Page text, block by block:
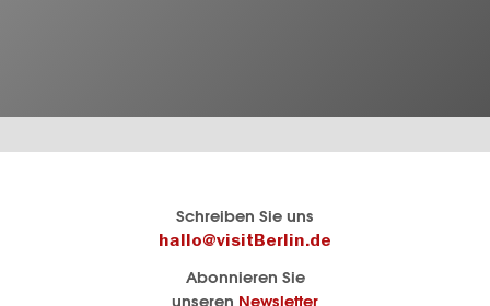
Schreiben Sie uns
hallo@visitBerlin.de
Abonnieren Sie
unseren Newsletter